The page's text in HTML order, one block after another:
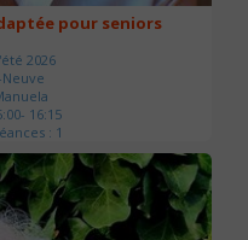
pour seniors
2026
16:15
: 1